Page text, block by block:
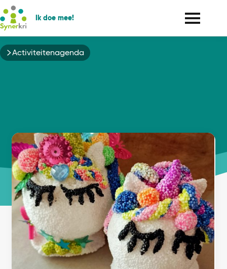
Ik doe mee!
Kruimelpad
Activiteitenagenda